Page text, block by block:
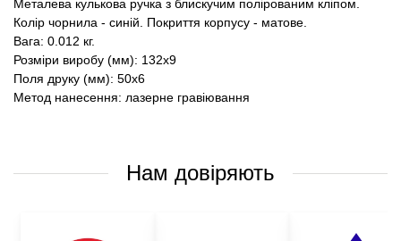
Металева кулькова ручка з блискучим полірованим кліпом.
Колір чорнила - синій. Покриття корпусу - матове.
Вага: 0.012 кг.
Розміри виробу (мм): 132х9
Поля друку (мм): 50х6
Метод нанесення: лазерне гравіювання
Нам довіряють